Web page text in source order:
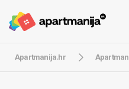
Apartmanija.hr